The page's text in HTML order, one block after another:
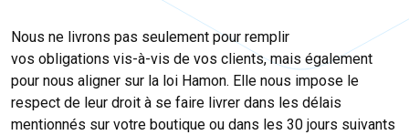
Nous ne livrons pas seulement pour remplir
vos obligations vis-à-vis de vos clients, mais également
pour nous aligner sur la loi Hamon. Elle nous impose le
respect de leur droit à se faire livrer dans les délais
mentionnés sur votre boutique ou dans les 30 jours suivants